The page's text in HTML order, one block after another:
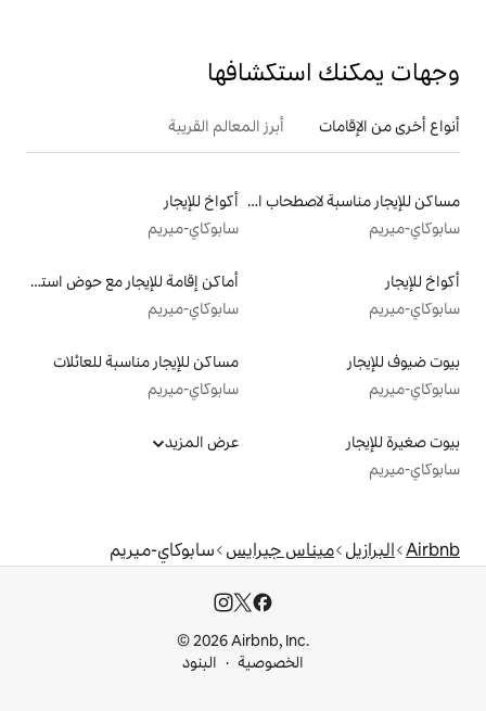
أبرز المعالم القريبة
مساكن للإيجار مناسبة لاصطحاب الحيوانات الأليفة أكواخ للإيجار
سابوكاي-ميريم
أماكن إقامة للإيجار مع حوض استحمام ساخن
سابوكاي-ميريم
مساكن للإيجار مناسبة للعائلات
سابوكاي-ميريم
عرض المزيد
جيرايس سابوكاي-ميريم